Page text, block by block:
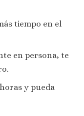
tiempo en el
en persona, te
y pueda